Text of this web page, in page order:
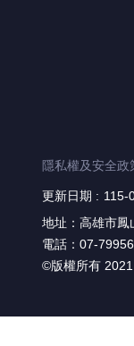
隱私權及安全政
更新日期
115-
地址：高雄市鳳
電話：07-
©版權所有